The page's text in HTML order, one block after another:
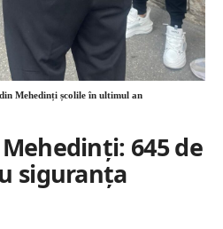
Mehedinți școlile în ultimul an
645 de
siguranța